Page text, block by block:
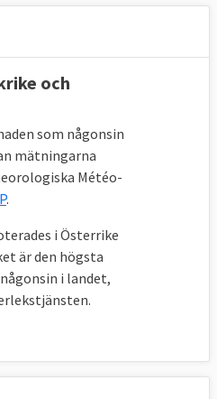
och
som någonsin
mätningarna
Météo-
.
i Österrike
är den högsta
i landet,